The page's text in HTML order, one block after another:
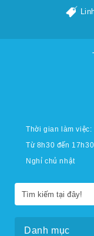
Thời gian làm việc:
Từ 8h30 đến 17h30
Nghỉ chủ nhật
Danh mục